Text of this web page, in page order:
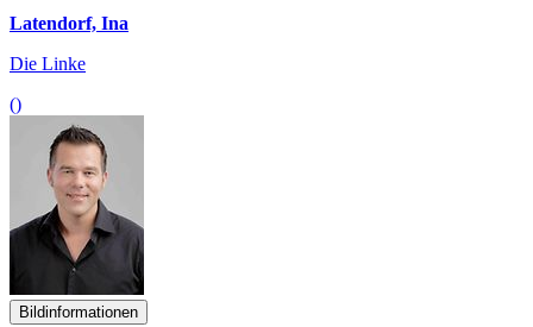
Latendorf, Ina
Die Linke
()
Bildinformationen